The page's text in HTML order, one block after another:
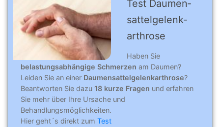
Test Daumen­
sattel­gelenk­
arthro­se
Haben Sie
belastungsabhängige Schmerzen am Daumen?
Leiden Sie an einer Daumensattelgelenkarthrose?
Beantworten Sie dazu 18 kurze Fragen und erfahren
Sie mehr über Ihre Ursache und
Behandlungsmöglichkeiten.
Hier geht´s direkt zum Test